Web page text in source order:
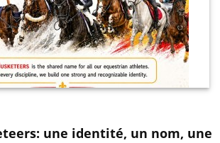
une identité, un nom, une